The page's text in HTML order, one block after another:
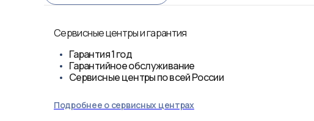
Сервисные центры и гарантия
Гарантия1 год
Гарантийное обслуживание
Сервисные центры по всей России
Подробнее о сервисных центрах